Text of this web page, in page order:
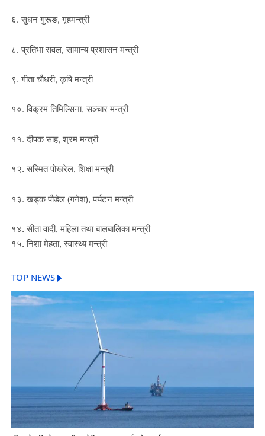
६. सुधन गुरूङ, गृहमन्त्री
८. प्रतिभा रावल, सामान्य प्रशासन मन्त्री
९. गीता चौधरी, कृषि मन्त्री
१०. विक्रम तिमिल्सिना, सञ्चार मन्त्री
११. दीपक साह, श्रम मन्त्री
१२. सस्मित पोखरेल, शिक्षा मन्त्री
१३. खड्क पौडेल (गनेश), पर्यटन मन्त्री
१४. सीता वादी, महिला तथा बालबालिका मन्त्री
१५. निशा मेहता, स्वास्थ्य मन्त्री
TOP NEWS